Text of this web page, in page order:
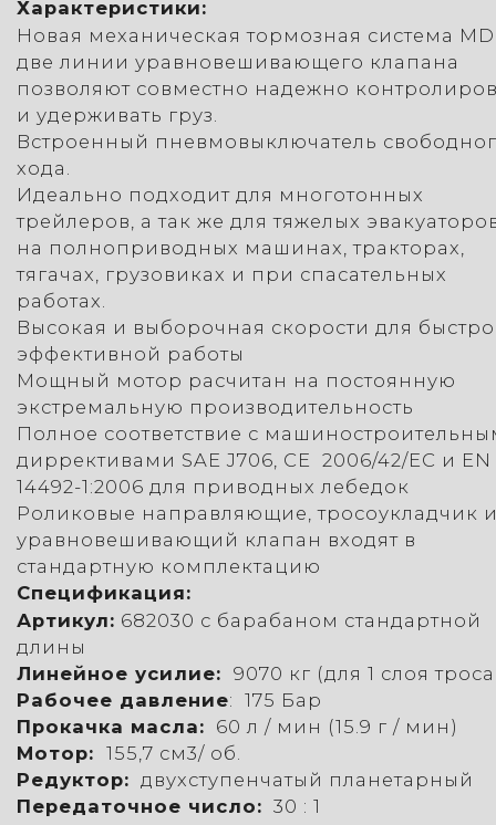
Характеристики:
Новая механическая тормозная система
две линии уравновешивающего клапана
позволяют совместно надежно
и удерживать груз.
Встроенный пневмовыключатель
хода.
Идеально подходит для многотонных
трейлеров, а так же для тяжелых
на полноприводных машинах, тракторах,
тягачах, грузовиках и при спасательных
работах.
Высокая и выборочная скорости для
эффективной работы
Мощный мотор расчитан на постоянную
экстремальную производительность
Полное соответствие с
диррективами SAE J706, CE 2006/42/EC и EN
14492-1:2006 для приводных лебедок
Роликовые направляющие, тросоукладчик
уравновешивающий клапан входят в
стандартную комплектацию
Спецификация:
Артикул: 682030 с барабаном стандартной
длины
Линейное усилие: 9070 кг (для 1 слоя
Рабочее давление: 175 Бар
Прокачка масла: 60 л / мин (15.9 г / мин)
Мотор: 155,7 см3/ об.
Редуктор: двухступенчатый планетарный
Передаточное число: 30 : 1